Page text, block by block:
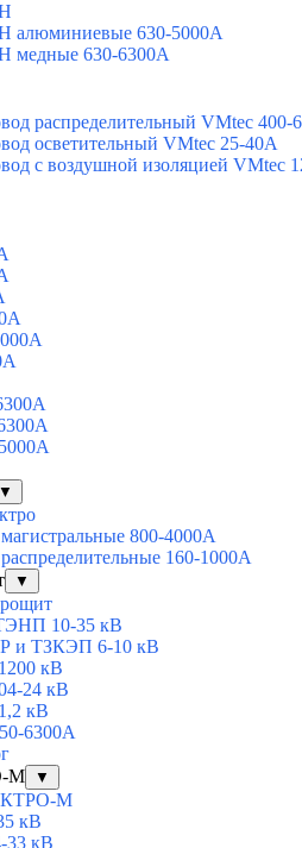
алюминиевые 630-5000А
медные 630-6300А
распределительный VMtec 400-
осветительный VMtec 25-40А
с воздушной изоляцией VMtec
▼
800-4000А
160-1000А
▼
10-35 кВ
и ТЗКЭП 6-10 кВ
кВ
24 кВ
кВ
6300А
М
▼
М
кВ
33 кВ